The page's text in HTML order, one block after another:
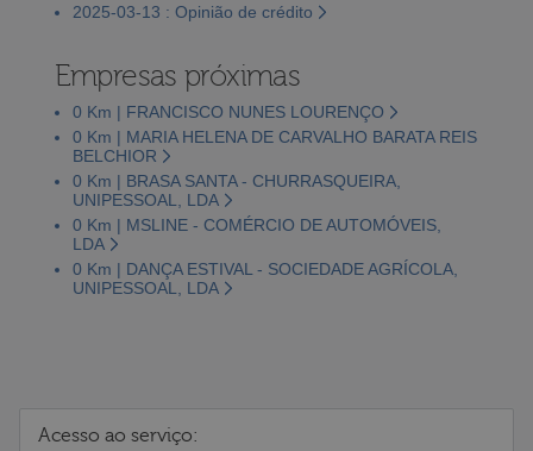
2025-03-13 : Opinião de crédito
Empresas próximas
0 Km | FRANCISCO NUNES LOURENÇO
0 Km | MARIA HELENA DE CARVALHO BARATA REIS
BELCHIOR
0 Km | BRASA SANTA - CHURRASQUEIRA,
UNIPESSOAL, LDA
0 Km | MSLINE - COMÉRCIO DE AUTOMÓVEIS,
LDA
0 Km | DANÇA ESTIVAL - SOCIEDADE AGRÍCOLA,
UNIPESSOAL, LDA
Acesso ao serviço: